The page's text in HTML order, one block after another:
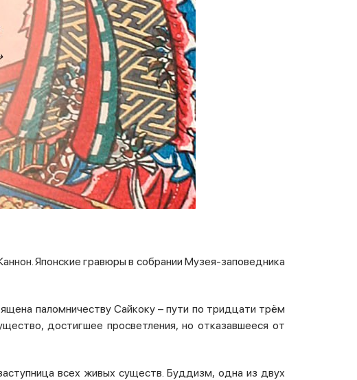
Японские гравюры в собрании Музея-заповедника
паломничеству Сайкоку – пути по тридцати трём
достигшее просветления, но отказавшееся от
всех живых существ. Буддизм, одна из двух